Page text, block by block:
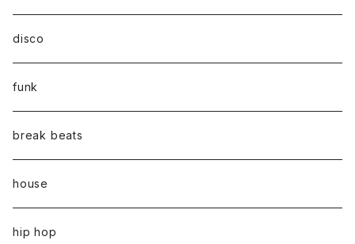
disco
funk
break beats
house
hip hop